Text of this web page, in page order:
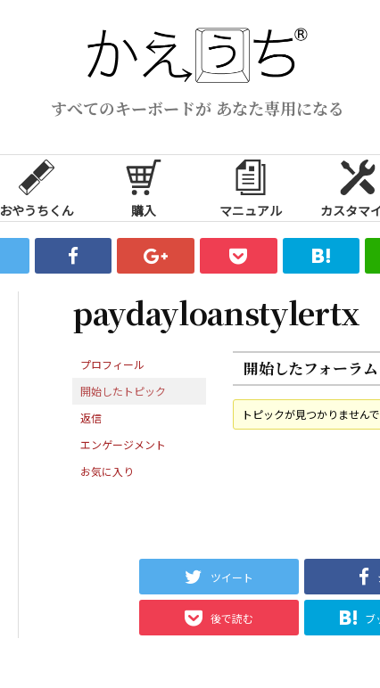
すべてのキーボードが あなた専用になる
おやうちくん 購入 マニュアル カスタマ
paydayloanstylertx
プロフィール
開始したトピック
返信
エンゲージメント
お気に入り
開始したフォーラ
トピックが見つかりませんで
ツイート
後で読む ブ